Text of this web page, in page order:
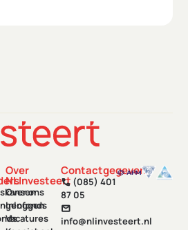
Over
NLInvesteert
Over ons
Inloggen
Vacatures
Contactgegevens
call (085) 401
87 05
mail
info@nlinvesteert.nl